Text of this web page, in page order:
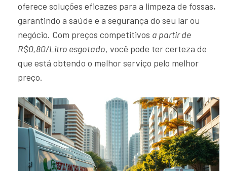
oferece soluções eficazes para a limpeza de fossas,
garantindo a saúde e a segurança do seu lar ou
negócio. Com preços competitivos a partir de
R$0,80/Litro esgotado, você pode ter certeza de
que está obtendo o melhor serviço pelo melhor
preço.